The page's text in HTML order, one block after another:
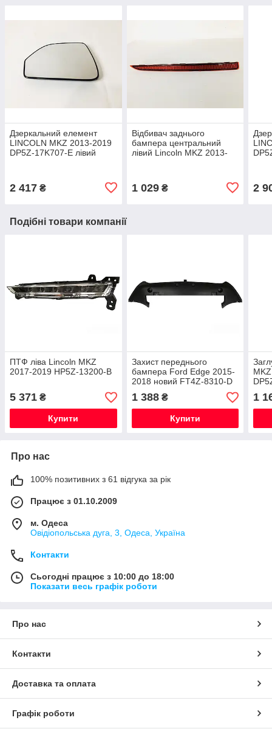
Дзеркальний елемент
LINCOLN MKZ 2013-2019
DP5Z-17K707-E лівий
2 417 ₴
Відбивач заднього
бампера центральний
лівий Lincoln MKZ 2013-
1 029₴ 2
Подібні товари компанії
ПТФ ліва Lincoln MKZ
2017-2019 HP5Z-13200-B
5 371 ₴
Купити
Захист переднього
бампера Ford Edge 2015-
2018 новий FT4Z-8310-D
1 388₴
Купити
1
Про нас
100% позитивних з 61 відгука за рік
Працює з 01.10.2009
м. Одеса
Овідіопольська дуга, 3, Одеса, Україна
Контакти
Сьогодні працює з 10:00 до 18:00
Показати весь графік роботи
Про нас
Контакти
Доставка та оплата
Графік роботи